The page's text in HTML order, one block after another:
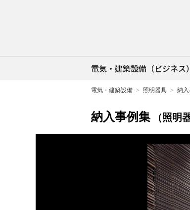
電気・建築設備（ビジネス）
電気・建築設備 照明器具 納
納入事例集 （照明